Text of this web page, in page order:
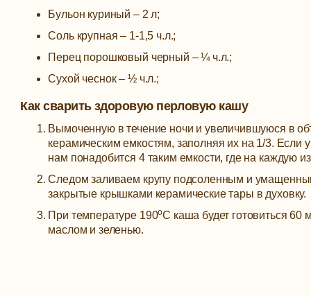
Бульон куриный – 2 л;
Соль крупная – 1-1,5 ч.л.;
Перец порошковый черный – ¼ ч.л.;
Сухой чеснок – ½ ч.л.;
Как сварить здоровую перловую кашу
Вымоченную в течение ночи и увеличившуюся в
керамическим емкостям, заполняя их на 1/3. Если
нам понадобится 4 таким емкости, где на каждую
Следом заливаем крупу подсоленным и
закрытые крышками керамические тары в духовку.
При температуре 190оС каша будет готовиться 60
маслом и зеленью.